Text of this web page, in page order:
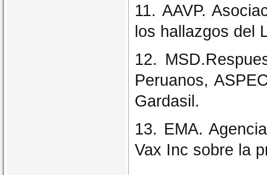
11. AAVP.
los hallazgos del
12.
Peruanos,
Gardasil.
13. EMA.
Vax Inc sobre la